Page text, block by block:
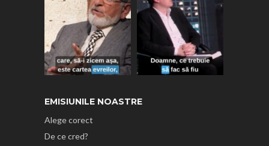
EMISIUNILE NOASTRE
Alege corect
De ce cred?